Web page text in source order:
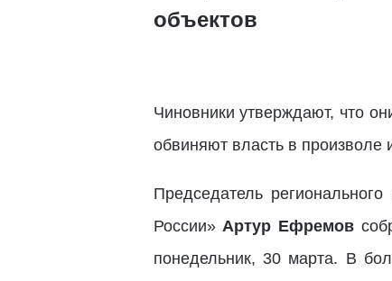
объектов
Чиновники утверждают, что
обвиняют власть в произволе
Председатель
России»Артур Ефремов
понедельник, 30 марта. В